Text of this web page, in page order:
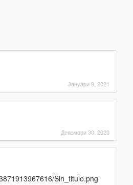
Јануари 9, 2021
Декември 30, 2020
Sin_titulo.png